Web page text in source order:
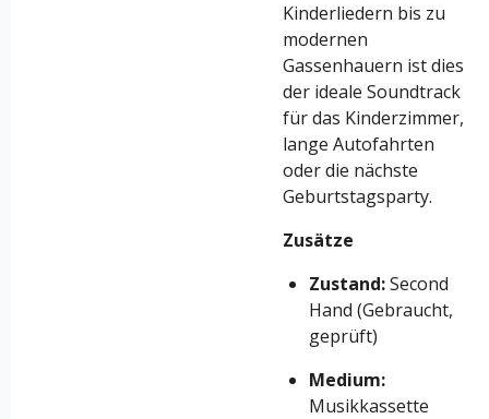
Kinderliedern bis zu
modernen
Gassenhauern ist dies
der ideale Soundtrack
für das Kinderzimmer,
lange Autofahrten
oder die nächste
Geburtstagsparty.
Zusätze
Zustand:Second
Hand (Gebraucht,
geprüft)
Medium:
Musikkassette